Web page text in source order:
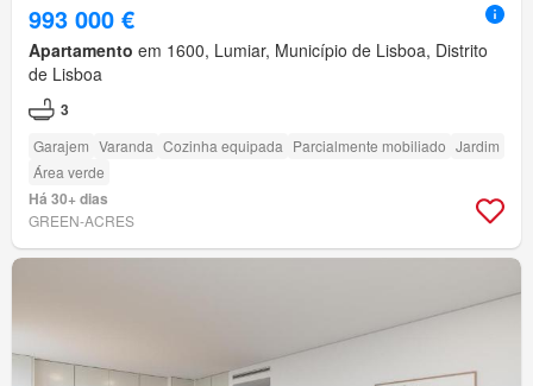
993 000 €
Apartamento em 1600, Lumiar, Município de Lisboa, Distrito
de Lisboa
3
Garajem Varanda Cozinha equipada Parcialmente mobiliado Jardim
Área verde
Há 30+ dias
GREEN-ACRES